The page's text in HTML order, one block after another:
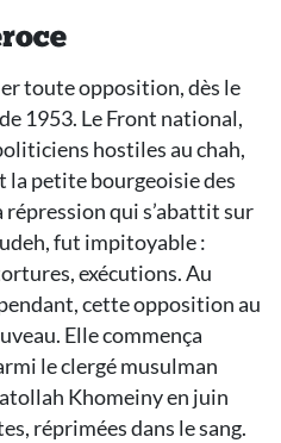
toute opposition, dès le
1953. Le Front national,
hostiles au chah,
la petite bourgeoisie des
qui s’abattit sur
fut impitoyable :
exécutions. Au
cette opposition au
Elle commença
le clergé musulman
Khomeiny en juin
réprimées dans le sang.